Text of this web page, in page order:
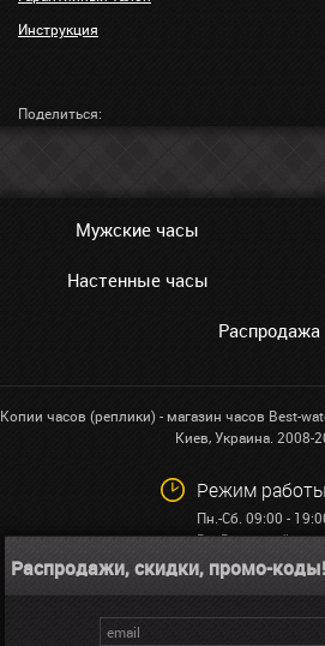
Инструкция
Поделиться:
Мужские часы
Настенные часы
Распродажа
Копии часов (реплики) - магазин часов Best-
Киев, Украина. 2008-
Режим работы
Пн.-Сб. 09:00 -
Вс: Выходной
+38 (068)591-
info@best-
Распродажи, скидки, промо-коды!